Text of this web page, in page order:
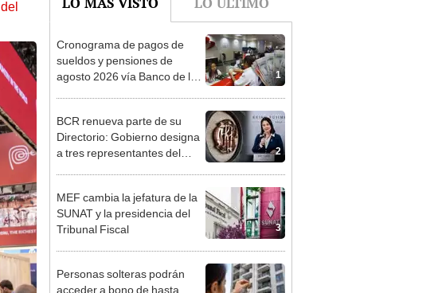
1
Cronograma de pagos de
sueldos y pensiones de
agosto 2026 vía Banco de la
Nación: conoce las fechas de
depósito
2
BCR renueva parte de su
Directorio: Gobierno designa
a tres representantes del
Ejecutivo
3
MEF cambia la jefatura de la
SUNAT y la presidencia del
Tribunal Fiscal
4
Personas solteras podrán
acceder a bono de hasta
S/52.250 para comprar
vivienda tras nuevo